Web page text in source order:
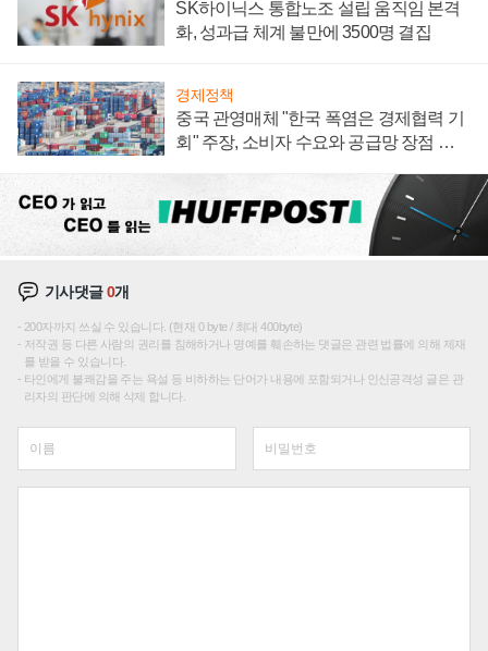
SK하이닉스 통합노조 설립 움직임 본격
화, 성과급 체계 불만에 3500명 결집
경제정책
중국 관영매체 "한국 폭염은 경제협력 기
회" 주장, 소비자 수요와 공급망 장점 강
기사댓글0개
200자까지 쓰실 수 있습니다. (현재 0 byte / 최대 400byte)
저작권 등 다른 사람의 권리를 침해하거나 명예를 훼손하는 댓글은 관련 법률에 의해 제재
를 받을 수 있습니다.
타인에게 불쾌감을 주는 욕설 등 비하하는 단어가 내용에 포함되거나 인신공격성 글은 관
리자의 판단에 의해 삭제 합니다.